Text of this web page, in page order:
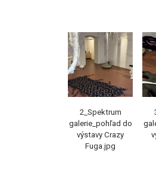
2_Spektrum
galerie_pohľad do
výstavy Crazy
Fuga.jpg